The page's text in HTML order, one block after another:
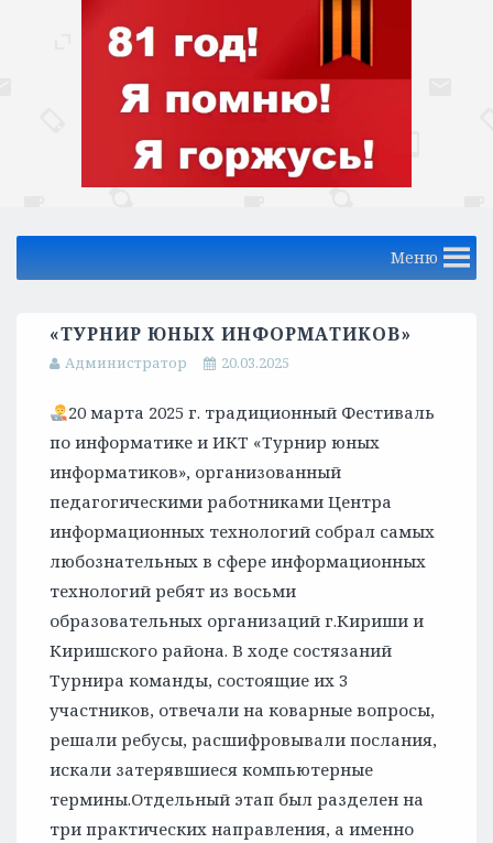
Меню
«ТУРНИР ЮНЫХ ИНФОРМАТИКОВ»
Администратор 20.03.2025
20 марта 2025 г. традиционный Фестиваль
по информатике и ИКТ «Турнир юных
информатиков», организованный
педагогическими работниками Центра
информационных технологий собрал самых
любознательных в сфере информационных
технологий ребят из восьми
образовательных организаций г.Кириши и
Киришского района. В ходе состязаний
Турнира команды, состоящие их 3
участников, отвечали на коварные вопросы,
решали ребусы, расшифровывали послания,
искали затерявшиеся компьютерные
термины.Отдельный этап был разделен на
три практических направления, а именно